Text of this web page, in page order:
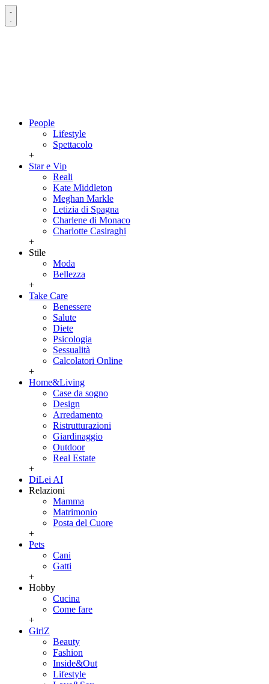
People
Lifestyle
Spettacolo
+
Star e Vip
Reali
Kate Middleton
Meghan Markle
Letizia di Spagna
Charlene di Monaco
Charlotte Casiraghi
+
Stile
Moda
Bellezza
+
Take Care
Benessere
Salute
Diete
Psicologia
Sessualità
Calcolatori Online
+
Home&Living
Case da sogno
Design
Arredamento
Ristrutturazioni
Giardinaggio
Outdoor
Real Estate
+
DiLei AI
Relazioni
Mamma
Matrimonio
Posta del Cuore
+
Pets
Cani
Gatti
+
Hobby
Cucina
Come fare
+
GirlZ
Beauty
Fashion
Inside&Out
Lifestyle